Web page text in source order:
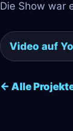
Die Show war
Video auf
← Alle